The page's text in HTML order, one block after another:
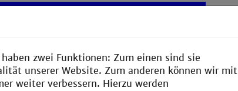
zwei Funktionen: Zum einen sind sie
unserer Website. Zum anderen können wir mit
weiter verbessern. Hierzu werden